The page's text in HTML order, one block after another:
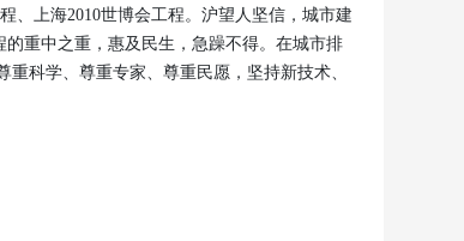
、上海2010世博会工程。沪望人坚信，城市建
重中之重，惠及民生，急躁不得。在城市排
科学、尊重专家、尊重民愿，坚持新技术、